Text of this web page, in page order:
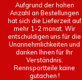
Aufgrund der hohen
Anzahl an Bestellungen
hat sich die Lieferzeit auf
mehr 1-2 monat. Wir
entschuldigen uns für die
Unannehmlichkeiten und
danken Ihnen für Ihr
Verständnis.
Rennsportteile kaine
gutachen !
MwSt